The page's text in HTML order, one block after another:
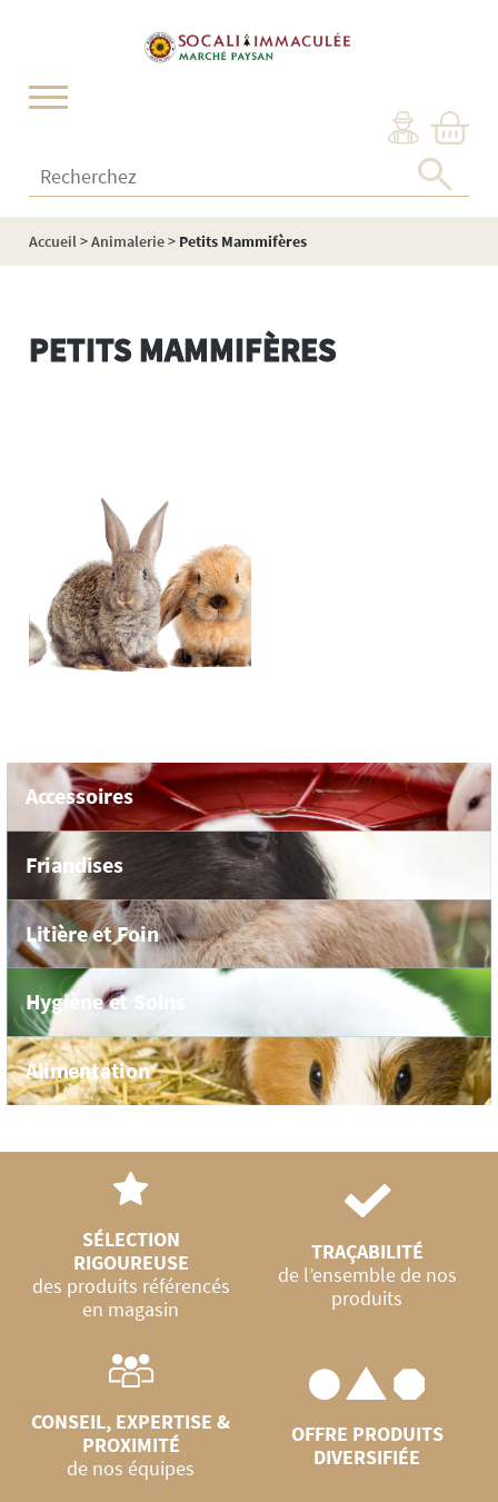
Recherchez :
Accueil>Animalerie> Petits Mammifères
PETITS MAMMIFÈRES
Accessoires
Friandises
Litière et Foin
Hygiène et Soins
Alimentation
SÉLECTION
RIGOUREUSE
des produits référencés
en magasin
TRAÇABILITÉ
de l’ensemble de nos
produits
CONSEIL, EXPERTISE &
PROXIMITÉ
de nos équipes
OFFRE PRODUITS
DIVERSIFIÉE